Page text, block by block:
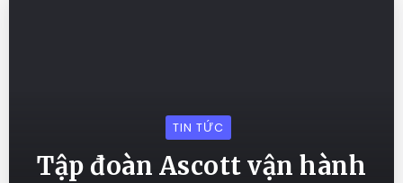
TIN TỨC
Tập đoàn Ascott vận hành